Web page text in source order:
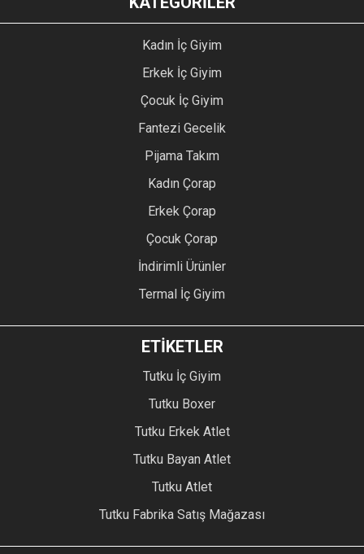
Kadın İç Giyim
Erkek İç Giyim
Çocuk İç Giyim
Fantezi Gecelik
Pijama Takım
Kadın Çorap
Erkek Çorap
Çocuk Çorap
İndirimli Ürünler
Termal İç Giyim
ETİKETLER
Tutku İç Giyim
Tutku Boxer
Tutku Erkek Atlet
Tutku Bayan Atlet
Tutku Atlet
Tutku Fabrika Satış Mağazası